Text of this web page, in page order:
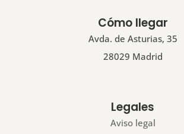
Cómo llegar
Avda. de Asturias, 35
28029 Madrid
Legales
Aviso legal